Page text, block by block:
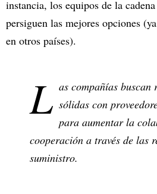
instancia, los equipos de la
persiguen las mejores opciones
en otros países).
L as compañías buscan
sólidas con
para aumentar la
cooperación a través de las
suministro.